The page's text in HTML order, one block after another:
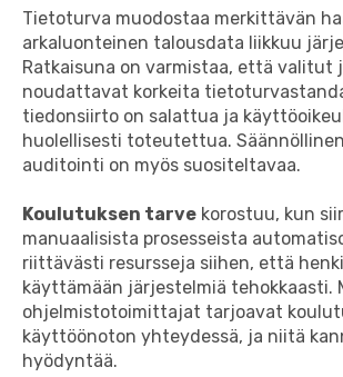
Tietoturva muodostaa merkittävän
arkaluonteinen talousdata liikkuu
Ratkaisuna on varmistaa, että valitut
noudattavat korkeita
tiedonsiirto on salattua ja
huolellisesti toteutettua.
auditointi on myös suositeltavaa.
Koulutuksen tarve korostuu, kun
manuaalisista prosesseista
riittävästi resursseja siihen, että
käyttämään järjestelmiä tehokkaasti.
ohjelmistotoimittajat tarjoavat
käyttöönoton yhteydessä, ja niitä
hyödyntää.